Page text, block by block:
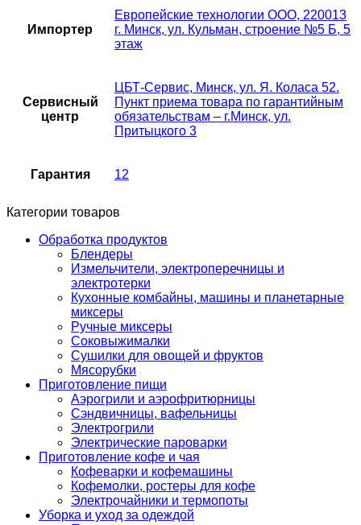
Импортер
Европейские технологии ООО, 220013
г. Минск, ул. Кульман, строение №5 Б, 5
этаж
Сервисный
центр
ЦБТ-Сервис, Минск, ул. Я. Коласа 52.
Пункт приема товара по гарантийным
обязательствам – г.Минск, ул.
Притыцкого 3
Гарантия 12
Категории товаров
Обработка продуктов
Блендеры
Измельчители, электроперечницы и
электротерки
Кухонные комбайны, машины и планетарные
миксеры
Ручные миксеры
Соковыжималки
Сушилки для овощей и фруктов
Мясорубки
Приготовление пищи
Аэрогрили и аэрофритюрницы
Сэндвичницы, вафельницы
Электрогрили
Электрические пароварки
Приготовление кофе и чая
Кофеварки и кофемашины
Кофемолки, ростеры для кофе
Электрочайники и термопоты
Уборка и уход за одеждой